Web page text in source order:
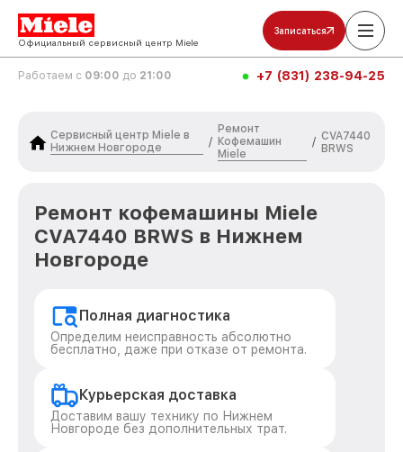
Официальный сервисный центр Miele
Записаться
Работаем с 09:00 до 21:00 +7 (831) 238-94-25
Сервисный центр Miele в
Нижнем Новгороде
/
Ремонт
Кофемашин
Miele
/ CVA7440
BRWS
Ремонт кофемашины Miele
CVA7440 BRWS в Нижнем
Новгороде
Полная диагностика
Определим неисправность абсолютно
бесплатно, даже при отказе от ремонта.
Курьерская доставка
Доставим вашу технику по Нижнем
Новгороде без дополнительных трат.